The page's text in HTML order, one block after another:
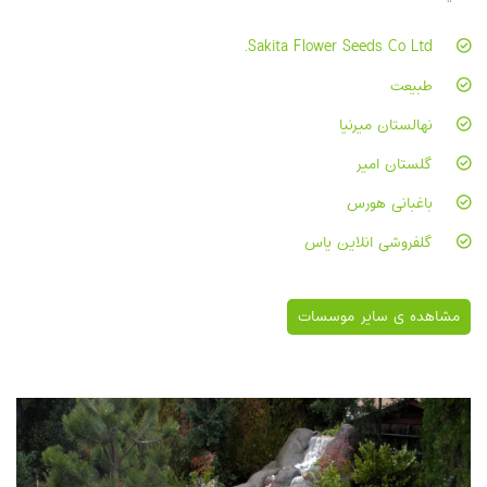
Sakita Flower Seeds Co Ltd.
طبیعت
نهالستان میرنیا
گلستان امیر
باغبانی هورس
گلفروشی انلاین یاس
مشاهده ی سایر موسسات